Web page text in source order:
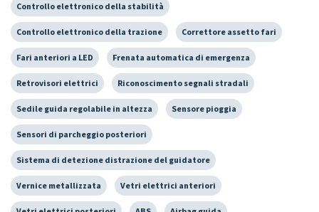
Controllo elettronico della stabilità
Controllo elettronico della trazione Correttore assetto fari
Fari anteriori a LED Frenata automatica di emergenza
Retrovisori elettrici Riconoscimento segnali stradali
Sedile guida regolabile in altezza Sensore pioggia
Sensori di parcheggio posteriori
Sistema di detezione distrazione del guidatore
Vernice metallizzata Vetri elettrici anteriori